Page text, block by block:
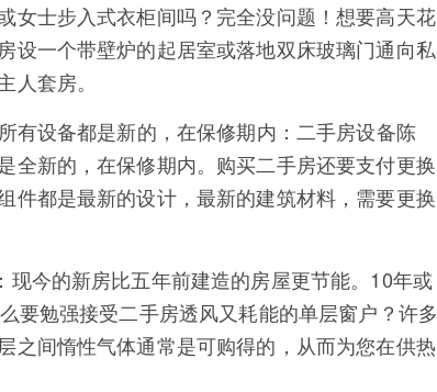
女士步入式衣柜间吗？完全没问题！想要高天花
设一个带壁炉的起居室或落地双床玻璃门通向私
套房。
有设备都是新的，在保修期内：二手房设备陈
全新的，在保修期内。购买二手房还要支付更换
件都是最新的设计，最新的建筑材料，需要更换
今的新房比五年前建造的房屋更节能。10年或
要勉强接受二手房透风又耗能的单层窗户？许多
之间惰性气体通常是可购得的，从而为您在供热